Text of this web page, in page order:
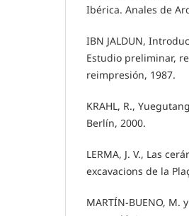
Ibérica. Anales de
IBN JALDUN,
Estudio preliminar,
reimpresión, 1987.
KRAHL, R.,
Berlín, 2000.
LERMA, J. V., Las
excavacions de la
MARTÍN-BUENO, M.